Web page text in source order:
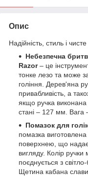
Опис
Надійність, стиль і
Небезпечна
Razor– це
тонке лезо та може
гоління. Дерев'яна
привабливість, а
якщо ручка
стані – 127 мм. Вага
Помазок для
помазка
поверхнею, що надає
вигляду. Колір
поєднується з
Щетина кабана